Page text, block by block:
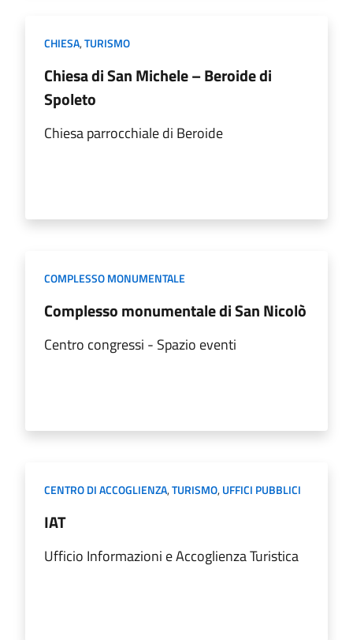
CHIESA,TURISMO
Chiesa di San Michele – Beroide di
Spoleto
Chiesa parrocchiale di Beroide
COMPLESSO MONUMENTALE
Complesso monumentale di San Nicolò
Centro congressi - Spazio eventi
CENTRO DI ACCOGLIENZA,TURISMO,UFFICI PUBBLICI
IAT
Ufficio Informazioni e Accoglienza Turistica